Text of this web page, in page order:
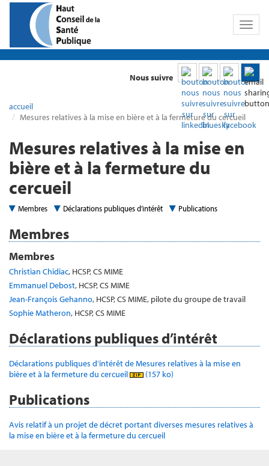
Toggle
Nous suivre
accueil
Mesures relatives à la mise en bière et à la fermeture du cercueil
Mesures relatives à la mise en
bière et à la fermeture du
cercueil
Membres Déclarations publiques d’intérêt Publications
Membres
Membres
Christian Chidiac, HCSP, CS MIME
Emmanuel Debost, HCSP, CS MIME
Jean-François Gehanno, HCSP, CS MIME, pilote du groupe de travail
Sophie Matheron, HCSP, CS MIME
Déclarations publiques d’intérêt
Déclarations publiques d'intérêt de Mesures relatives à la mise en
bière et à la fermeture du cercueil
(157 ko)
Publications
Avis relatif à un projet de décret portant diverses mesures relatives à
la mise en bière et à la fermeture du cercueil